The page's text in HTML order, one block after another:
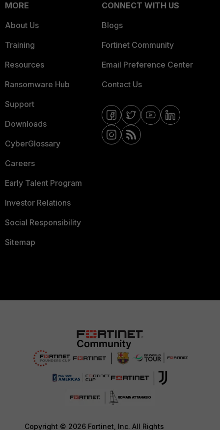
MORE
About Us
Training
Resources
Ransomware Hub
Support
Downloads
CyberGlossary
Careers
Early Talent Program
Investor Relations
Social Responsibility
Sitemap
CONNECT WITH US
Blogs
Fortinet Community
Email Preference Center
Contact Us
Copyright © 2026 Fortinet, Inc. All Rights